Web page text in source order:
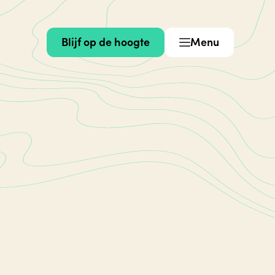
Blijf op de hoogte Menu